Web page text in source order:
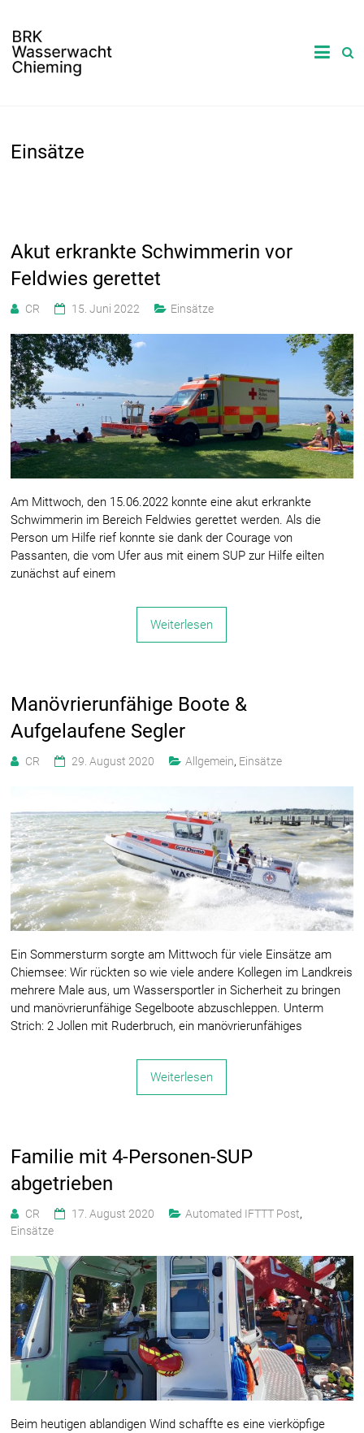
Einsätze
Akut erkrankte Schwimmerin vor
Feldwies gerettet
CR 15. Juni 2022 Einsätze
Am Mittwoch, den 15.06.2022 konnte eine akut erkrankte
Schwimmerin im Bereich Feldwies gerettet werden. Als die
Person um Hilfe rief konnte sie dank der Courage von
Passanten, die vom Ufer aus mit einem SUP zur Hilfe eilten
zunächst auf einem
Weiterlesen
Manövrierunfähige Boote &
Aufgelaufene Segler
CR 29. August 2020 Allgemein, Einsätze
Ein Sommersturm sorgte am Mittwoch für viele Einsätze am
Chiemsee: Wir rückten so wie viele andere Kollegen im Landkreis
mehrere Male aus, um Wassersportler in Sicherheit zu bringen
und manövrierunfähige Segelboote abzuschleppen. Unterm
Strich: 2 Jollen mit Ruderbruch, ein manövrierunfähiges
Weiterlesen
Familie mit 4-Personen-SUP
abgetrieben
CR 17. August 2020 Automated IFTTT Post,
Einsätze
Beim heutigen ablandigen Wind schaffte es eine vierköpfige